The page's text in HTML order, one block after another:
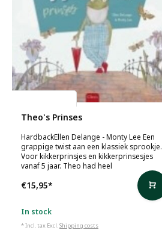
Theo's Prinses
HardbackEllen Delange - Monty Lee Een
grappige twist aan een klassiek sprookje.
Voor kikkerprinsjes en kikkerprinsesjes
vanaf 5 jaar. Theo had heel
€15,95*
In stock
* Incl. tax Excl.Shipping costs